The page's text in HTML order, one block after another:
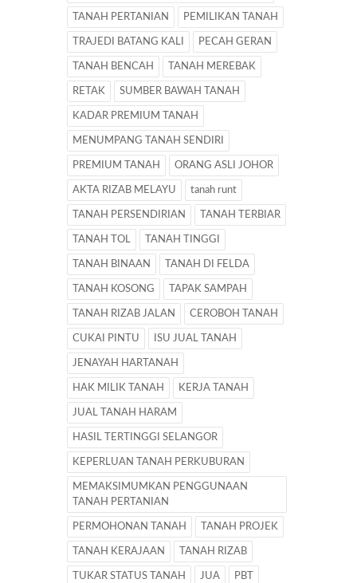
TANAH PERTANIAN PEMILIKAN TANAH
TRAJEDI BATANG KALI PECAH GERAN
TANAH BENCAH TANAH MEREBAK
RETAK SUMBER BAWAH TANAH
KADAR PREMIUM TANAH
MENUMPANG TANAH SENDIRI
PREMIUM TANAH ORANG ASLI JOHOR
AKTA RIZAB MELAYU tanah runt
TANAH PERSENDIRIAN TANAH TERBIAR
TANAH TOL TANAH TINGGI
TANAH BINAAN TANAH DI FELDA
TANAH KOSONG TAPAK SAMPAH
TANAH RIZAB JALAN CEROBOH TANAH
CUKAI PINTU ISU JUAL TANAH
JENAYAH HARTANAH
HAK MILIK TANAH KERJA TANAH
JUAL TANAH HARAM
HASIL TERTINGGI SELANGOR
KEPERLUAN TANAH PERKUBURAN
MEMAKSIMUMKAN PENGGUNAAN
TANAH PERTANIAN
PERMOHONAN TANAH TANAH PROJEK
TANAH KERAJAAN TANAH RIZAB
TUKAR STATUS TANAH JUA PBT